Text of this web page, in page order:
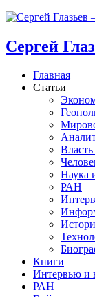
Сергей
Главная
Статьи
Наука
РАН
Книги
Интервью и
РАН